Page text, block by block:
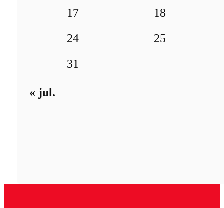
17
18
24
25
31
« jul.